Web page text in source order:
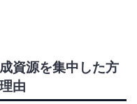
資源を集中した方
由